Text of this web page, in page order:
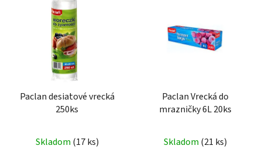
Paclan desiatové vrecká
250ks
Skladom (17 ks)
Paclan Vrecká do
mrazničky 6L 20ks
Skladom (21 ks)